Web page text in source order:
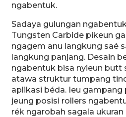
ngabentuk.
Sadaya gulungan
Tungsten Carbide pikeun
ngagem anu langkung saé
langkung panjang. Desain
ngabentuk bisa nyieun butt
atawa struktur tumpang
aplikasi béda. Ieu gampang
jeung posisi rollers
rék ngarobah sagala